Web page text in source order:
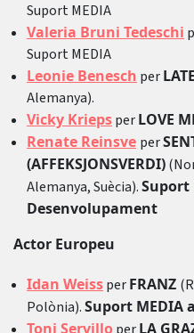
Suport MEDIA
Valeria Bruni Tedeschi
Suport MEDIA
Leonie Benesch per
Alemanya).
Vicky KriepsperLOVE
Renate Reinsve per
(AFFEKSJONSVERDI)
Alemanya, Suècia).Suport
Desenvolupament
Actor Europeu
Idan WeissperFRANZ
Polònia).Suport MEDIA
Toni Servillo
LA